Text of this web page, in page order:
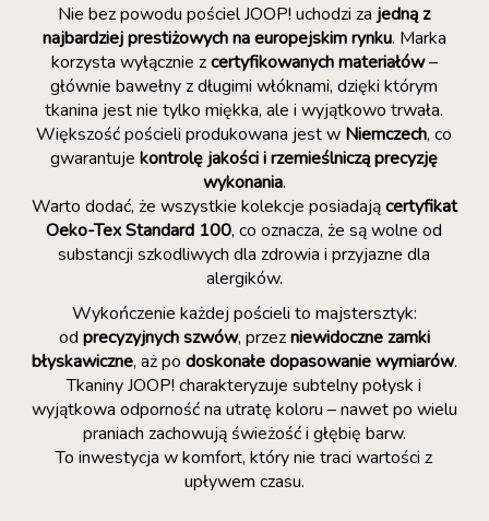
Nie bez powodu pościel JOOP! uchodzi za jedną z
najbardziej prestiżowych na europejskim rynku. Marka
korzysta wyłącznie zcertyfikowanych materiałów–
głównie bawełny z długimi włóknami, dzięki którym
tkanina jest nie tylko miękka, ale i wyjątkowo trwała.
Większość pościeli produkowana jest w Niemczech, co
gwarantujekontrolę jakości i rzemieślniczą precyzję
wykonania.
Warto dodać, że wszystkie kolekcje posiadającertyfikat
Oeko-Tex Standard 100, co oznacza, że są wolne od
substancji szkodliwych dla zdrowia i przyjazne dla
alergików.
Wykończenie każdej pościeli to majstersztyk:
od precyzyjnych szwów, przezniewidoczne zamki
błyskawiczne, aż po doskonałe dopasowanie wymiarów.
Tkaniny JOOP! charakteryzuje subtelny połysk i
wyjątkowa odporność na utratę koloru – nawet po wielu
praniach zachowują świeżość i głębię barw.
To inwestycja w komfort, który nie traci wartości z
upływem czasu.